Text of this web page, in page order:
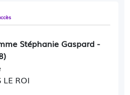
Stéphanie Gaspard -
LE ROI